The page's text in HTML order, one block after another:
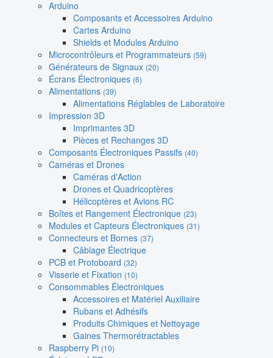
Arduino
Composants et Accessoires Arduino
Cartes Arduino
Shields et Modules Arduino
Microcontrôleurs et Programmateurs (59)
Générateurs de Signaux (20)
Écrans Électroniques (6)
Alimentations (39)
Alimentations Réglables de Laboratoire
Impression 3D
Imprimantes 3D
Pièces et Rechanges 3D
Composants Électroniques Passifs (40)
Caméras et Drones
Caméras d'Action
Drones et Quadricoptères
Hélicoptères et Avions RC
Boîtes et Rangement Électronique (23)
Modules et Capteurs Électroniques (31)
Connecteurs et Bornes (37)
Câblage Électrique
PCB et Protoboard (32)
Visserie et Fixation (10)
Consommables Électroniques
Accessoires et Matériel Auxiliaire
Rubans et Adhésifs
Produits Chimiques et Nettoyage
Gaines Thermorétractables
Raspberry Pi (10)